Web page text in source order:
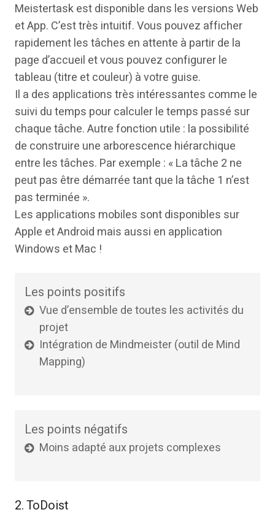
Meistertask est disponible dans les versions Web
et App. C’est très intuitif. Vous pouvez afficher
rapidement les tâches en attente à partir de la
page d’accueil et vous pouvez configurer le
tableau (titre et couleur) à votre guise.
Il a des applications très intéressantes comme le
suivi du temps pour calculer le temps passé sur
chaque tâche. Autre fonction utile : la possibilité
de construire une arborescence hiérarchique
entre les tâches. Par exemple : « La tâche 2 ne
peut pas être démarrée tant que la tâche 1 n’est
pas terminée ».
Les applications mobiles sont disponibles sur
Apple et Android mais aussi en application
Windows et Mac !
Les points positifs
Vue d’ensemble de toutes les activités du
projet
Intégration de Mindmeister (outil de Mind
Mapping)
Les points négatifs
Moins adapté aux projets complexes
2. ToDoist